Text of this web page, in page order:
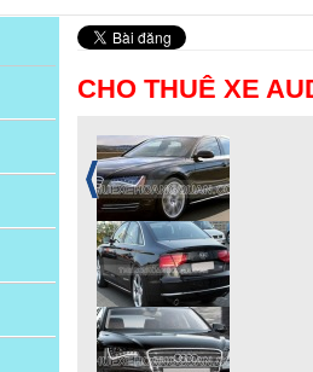
CHO THUÊ XE